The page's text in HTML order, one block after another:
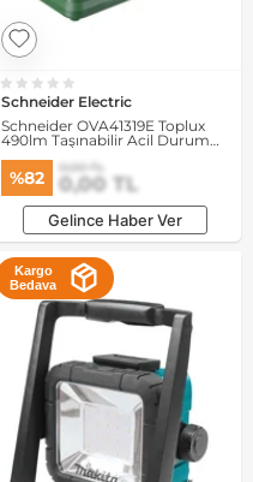
Schneider Electric
Schneider OVA41319E Toplux
490lm Taşınabilir Acil Durum
%82 0,00 TL
0,00 TL
Gelince Haber Ver
Kargo
Bedava